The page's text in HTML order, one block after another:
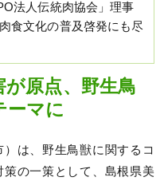
法人伝統肉協会」理事
食文化の普及啓発にも尽
原点、野生鳥
ーマに
は、野生鳥獣に関するコ
の一策として、島根県美